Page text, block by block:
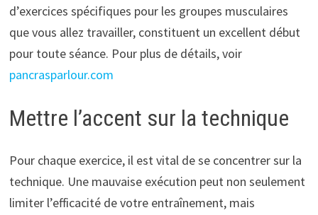
d’exercices spécifiques pour les groupes musculaires
que vous allez travailler, constituent un excellent début
pour toute séance. Pour plus de détails, voir
pancrasparlour.com
Mettre l’accent sur la technique
Pour chaque exercice, il est vital de se concentrer sur la
technique. Une mauvaise exécution peut non seulement
limiter l’efficacité de votre entraînement, mais